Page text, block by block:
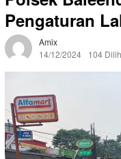
Pengaturan
Amix
14/12/2024
104